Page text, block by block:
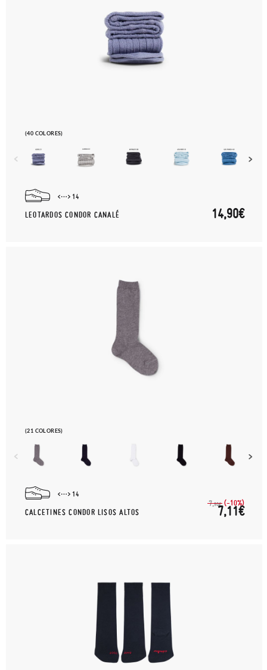
(40 COLORES)
14
LEOTARDOS CONDOR CANALÉ 14,90€
(21 COLORES)
14
CALCETINES CONDOR LISOS ALTOS
7,90€ (-10%)
7,11€